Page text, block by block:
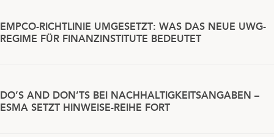
EMPCO-RICHTLINIE UMGESETZT: WAS DAS NEUE UWG-
REGIME FÜR FINANZINSTITUTE BEDEUTET
DO’S AND DON’TS BEI NACHHALTIGKEITSANGABEN –
ESMA SETZT HINWEISE-REIHE FORT